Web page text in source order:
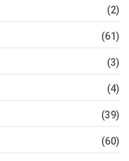
(2)
(61)
(3)
(4)
(39)
(60)